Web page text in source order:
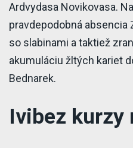
Ardvydasa Novikovasa.
pravdepodobná
so slabinami a taktiež
akumuláciu žltých kariet
Bednarek.
Ivibez kurzy